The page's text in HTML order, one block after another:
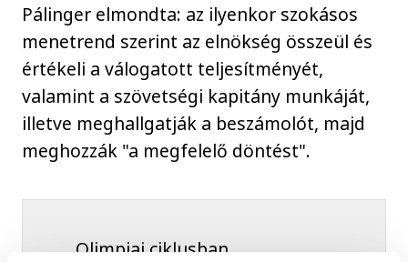
Pálinger elmondta: az ilyenkor szokásos
menetrend szerint az elnökség összeül és
értékeli a válogatott teljesítményét,
valamint a szövetségi kapitány munkáját,
illetve meghallgatják a beszámolót, majd
meghozzák "a megfelelő döntést".
Olimpiai ciklusban